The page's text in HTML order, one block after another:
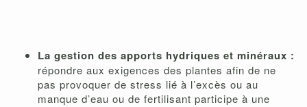
La gestion des apports hydriques et minéraux :
répondre aux exigences des plantes afin de ne
pas provoquer de stress lié à l’excès ou au
manque d’eau ou de fertilisant participe à une